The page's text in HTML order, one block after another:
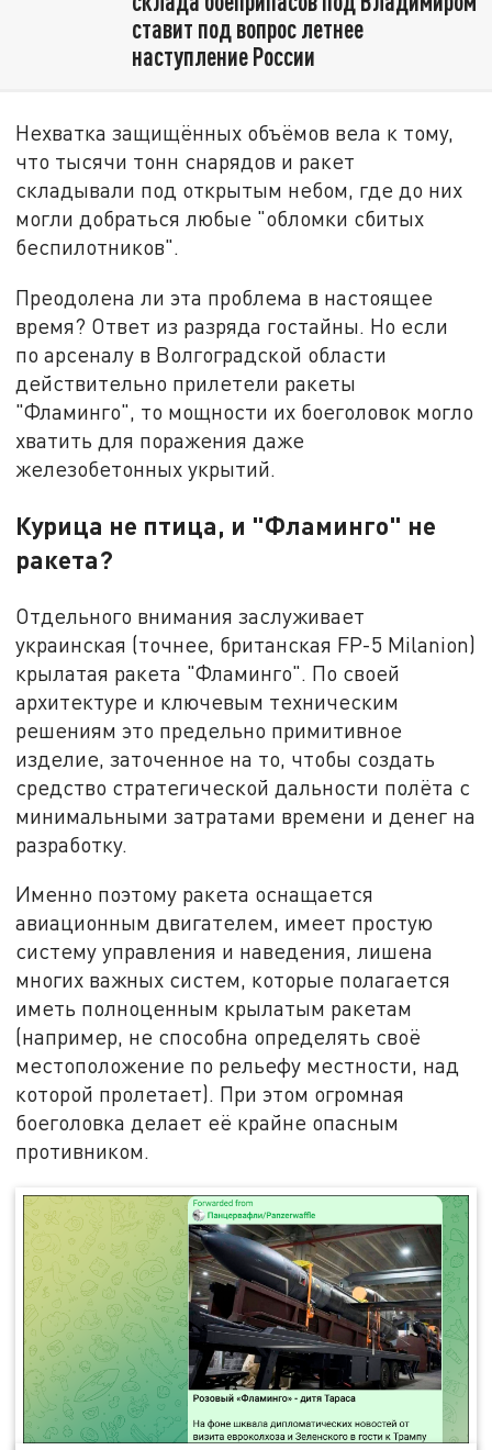
ставит под вопрос летнее
наступление России
Нехватка защищённых объёмов вела к тому,
что тысячи тонн снарядов и ракет
складывали под открытым небом, где до них
могли добраться любые "обломки сбитых
беспилотников".
Преодолена ли эта проблема в настоящее
время? Ответ из разряда гостайны. Но если
по арсеналу в Волгоградской области
действительно прилетели ракеты
"Фламинго", то мощности их боеголовок могло
хватить для поражения даже
железобетонных укрытий.
Курица не птица, и "Фламинго" не
ракета?
Отдельного внимания заслуживает
украинская (точнее, британская FP-5 Milanion)
крылатая ракета "Фламинго". По своей
архитектуре и ключевым техническим
решениям это предельно примитивное
изделие, заточенное на то, чтобы создать
средство стратегической дальности полёта с
минимальными затратами времени и денег на
разработку.
Именно поэтому ракета оснащается
авиационным двигателем, имеет простую
систему управления и наведения, лишена
многих важных систем, которые полагается
иметь полноценным крылатым ракетам
(например, не способна определять своё
местоположение по рельефу местности, над
которой пролетает). При этом огромная
боеголовка делает её крайне опасным
противником.